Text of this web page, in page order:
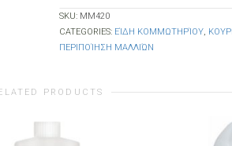
SKU: MM420
CATEGORIES: ΕΊΔΗ ΚΟΜΜΩΤΗΡΊΟΥ,
ΠΕΡΙΠΟΊΗΣΗ ΜΑΛΛΙΏΝ
PRODUCTS